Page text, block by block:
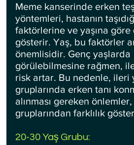
Meme kanserinde erken
yöntemleri, hastanın
faktörlerine ve yaşına
gösterir. Yaş, bu faktörler
önemlisidir. Genç yaşlarda
görülebilmesine rağmen,
risk artar. Bu nedenle, ileri
gruplarında erken tanı
alınması gereken
gruplarından farklılık
20-30 Yaş Grubu: